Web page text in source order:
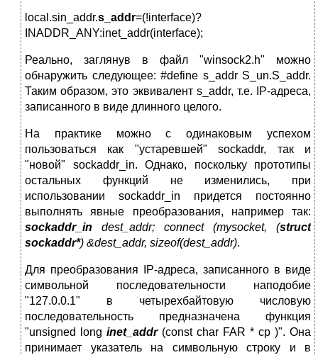
local.sin_addr.s_addr=(!interface)?
INADDR_ANY:inet_addr(interface);
Реально, заглянув в файл "winsock2.h" можно
обнаружить следующее: #define s_addr S_un.S_addr.
Таким образом, это эквивалент s_addr, т.е. IP-адреса,
записанного в виде длинного целого.
На практике можно с одинаковым успехом
пользоваться как "устаревшей" sockaddr, так и
"новой" sockaddr_in. Однако, поскольку прототипы
остальных функций не изменились, при
использовании sockaddr_in придется постоянно
выполнять явные преобразования, например так:
sockaddr_in dest_addr; connect (mysocket, (struct
sockaddr*) &dest_addr, sizeof(dest_addr).
Для преобразования IP-адреса, записанного в виде
символьной последовательности наподобие
"127.0.0.1" в четырехбайтовую числовую
последовательность предназначена функция
"unsigned long inet_addr(const char FAR * cp )". Она
принимает указатель на символьную строку и в